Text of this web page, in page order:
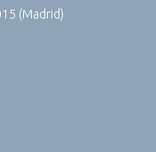
(Madrid)